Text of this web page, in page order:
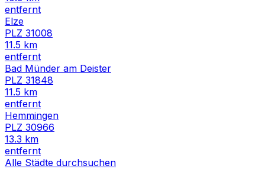
entfernt
Elze
PLZ 31008
11.5 km
entfernt
Bad Münder am Deister
PLZ 31848
11.5 km
entfernt
Hemmingen
PLZ 30966
13.3 km
entfernt
Alle Städte durchsuchen